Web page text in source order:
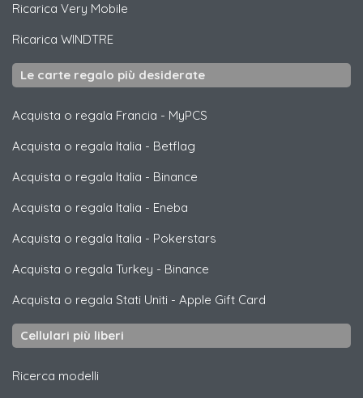
Ricarica Very Mobile
Ricarica WINDTRE
Le carte regalo più desiderate
Acquista o regala Francia - MyPCS
Acquista o regala Italia - Betflag
Acquista o regala Italia - Binance
Acquista o regala Italia - Eneba
Acquista o regala Italia - Pokerstars
Acquista o regala Turkey - Binance
Acquista o regala Stati Uniti - Apple Gift Card
Cellulari più liberi
Ricerca modelli